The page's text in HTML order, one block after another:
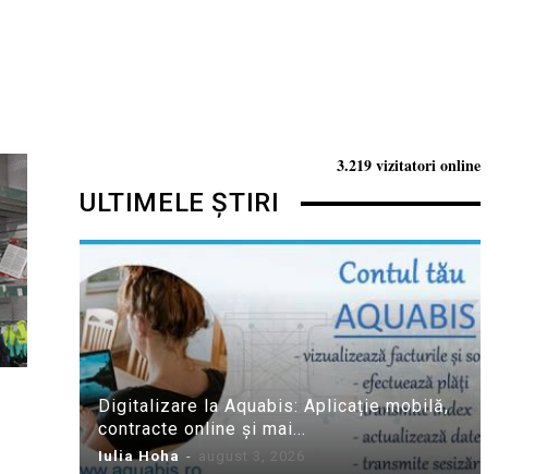
3.219 vizitatori online
ULTIMELE ȘTIRI
Digitalizare la Aquabis: Aplicație mobilă,
contracte online și mai...
Iulia Hoha - august 3, 2026